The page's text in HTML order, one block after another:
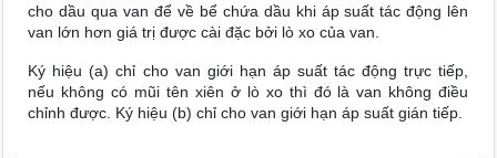
cho dầu qua van để về bể chứa dầu khi áp suất tác động lên
van lớn hơn giá trị được cài đặc bởi lò xo của van.
Ký hiệu (a) chỉ cho van giới hạn áp suất tác động trực tiếp,
nếu không có mũi tên xiên ở lò xo thì đó là van không điều
chỉnh được. Ký hiệu (b) chỉ cho van giới hạn áp suất gián tiếp.